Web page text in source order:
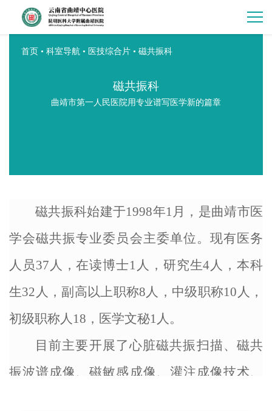
首页 • 科室导航 • 医技综合片 • 磁共振科
磁共振科
曲靖市第一人民医院用专业谱写医学新的篇章
磁共振科始建于1998年1月，是曲靖市医
学会磁共振专业委员会主委单位。现有医务
人员37人，在读博士1人，研究生4人，本科
生32人，副高以上职称8人，中级职称10人，
初级职称人18，医学文秘1人。
目前主要开展了心脏磁共振扫描、磁共
振波谱成像、磁敏感成像、灌注成像技术、